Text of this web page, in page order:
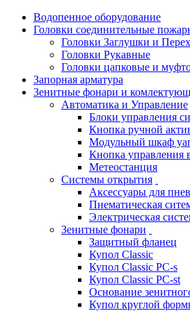
Водопенное оборудование
Головки соединительные
Головки Заглушки и
Головки Рукавные
Головки цапковые и
Запорная арматура
Зенитные фонари и
Автоматика и Управление
Блоки управления
Кнопка ручной
Модульный шкаф
Кнопка управления
Метеостанция
Системы открытия
Аксессуары для
Пнематическая
Электрическая
Зенитные фонари
Защитный фланец
Купол Classic
Купол Classic PC-s
Купол Classic PC-st
Основание
Купол круглой